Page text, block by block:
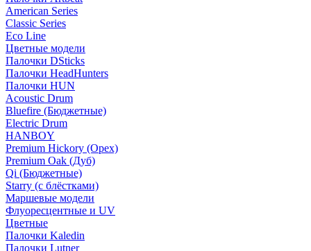
American Series
Classic Series
Eco Line
Цветные модели
Палочки DSticks
Палочки HeadHunters
Палочки HUN
Acoustic Drum
Bluefire (Бюджетные)
Electric Drum
HANBOY
Premium Hickory (Орех)
Premium Oak (Дуб)
Qi (Бюджетные)
Starry (с блёстками)
Маршевые модели
Флуоресцентные и UV
Цветные
Палочки Kaledin
Палочки Lutner